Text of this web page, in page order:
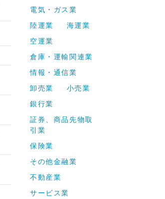
電気・ガス業
陸運業
海運業
空運業
倉庫・運輸関連業
情報・通信業
卸売業
小売業
銀行業
証券、商品先物取
引業
保険業
その他金融業
不動産業
サービス業